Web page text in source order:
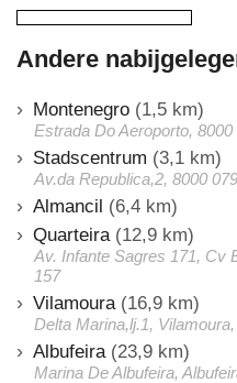
Andere
Montenegro (1,5 km)
Estrada Do Aeroporto, 8000
Stadscentrum (3,1 km)
Av.da Republica,2, 8000 079
Almancil (6,4 km)
Quarteira (12,9 km)
Av. Infante Sagres 171, Cv
157
Vilamoura (16,9 km)
Delta Marina,lj.1,
Albufeira (23,9 km)
Marina De Albufeira,